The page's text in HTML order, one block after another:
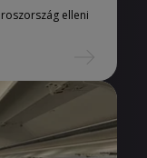
elleni